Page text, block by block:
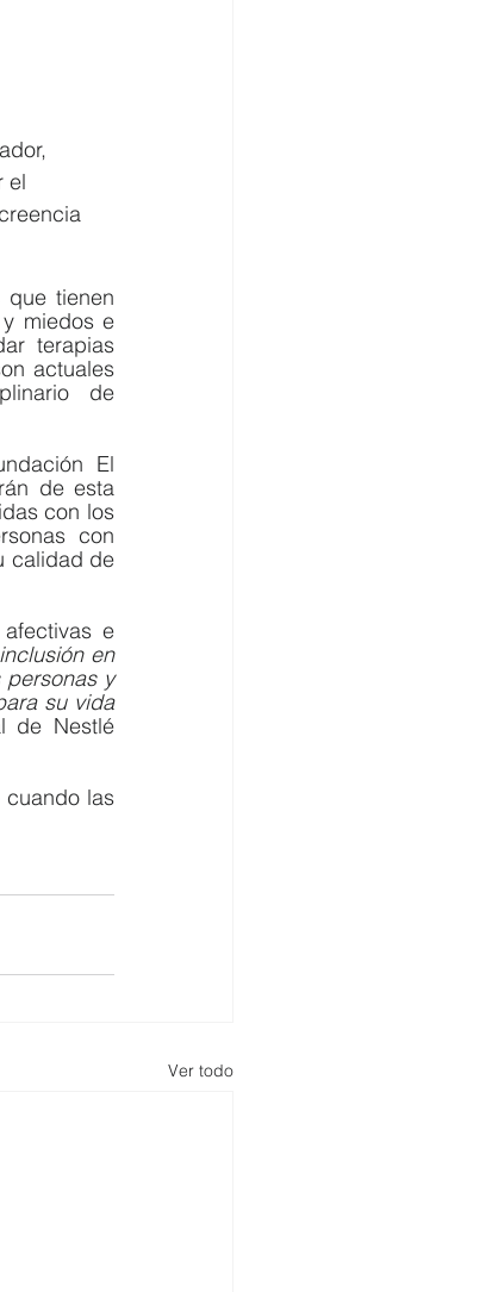
el
que tienen
miedos e
terapias
actuales
de
El
de esta
con los
con
calidad de
e
en
y
su vida
de Nestlé
cuando las
Ver todo